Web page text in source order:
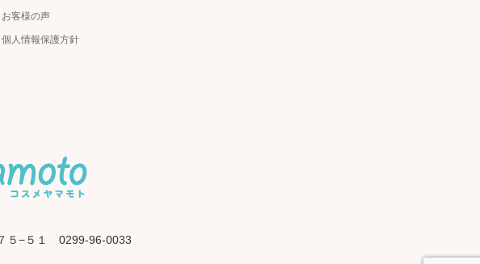
お客様の声
個人情報保護方針
５−５１ 0299-96-0033